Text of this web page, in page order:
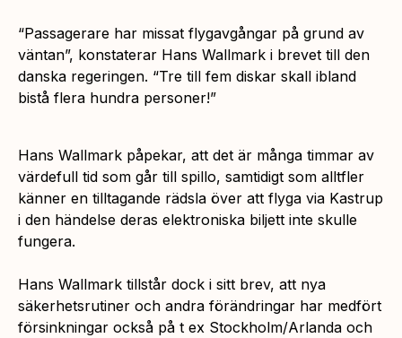
“Passagerare har missat flygavgångar på grund av
väntan”, konstaterar Hans Wallmark i brevet till den
danska regeringen. “Tre till fem diskar skall ibland
bistå flera hundra personer!”
Hans Wallmark påpekar, att det är många timmar av
värdefull tid som går till spillo, samtidigt som alltfler
känner en tilltagande rädsla över att flyga via Kastrup
i den händelse deras elektroniska biljett inte skulle
fungera.
Hans Wallmark tillstår dock i sitt brev, att nya
säkerhetsrutiner och andra förändringar har medfört
försinkningar också på t ex Stockholm/Arlanda och